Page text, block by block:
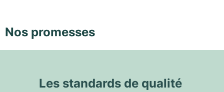
Nos promesses
Les standards de qualité